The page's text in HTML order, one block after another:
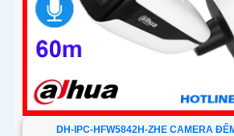
DH-IPC-HFW5842H-ZHE CAMERA